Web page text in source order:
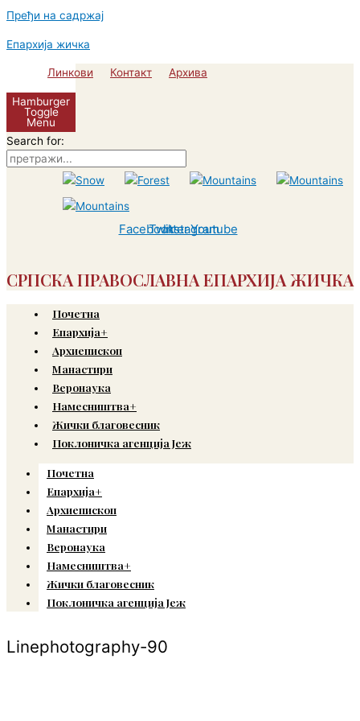
Пређи на садржај
Епархија жичка
Линкови Контакт Архива
Hamburger
Toggle
Menu
Search for:
Facebook
Twitter
Instagram
Youtube
СРПСКА ПРАВОСЛАВНА ЕПАРХИЈА ЖИЧКА
Почетна
Епархија+
Архиепископ
Манастири
Веронаука
Намесништва+
Жички благовесник
Поклоничка агенција Јеж
Почетна
Епархија+
Архиепископ
Манастири
Веронаука
Намесништва+
Жички благовесник
Поклоничка агенција Јеж
Linephotography-90